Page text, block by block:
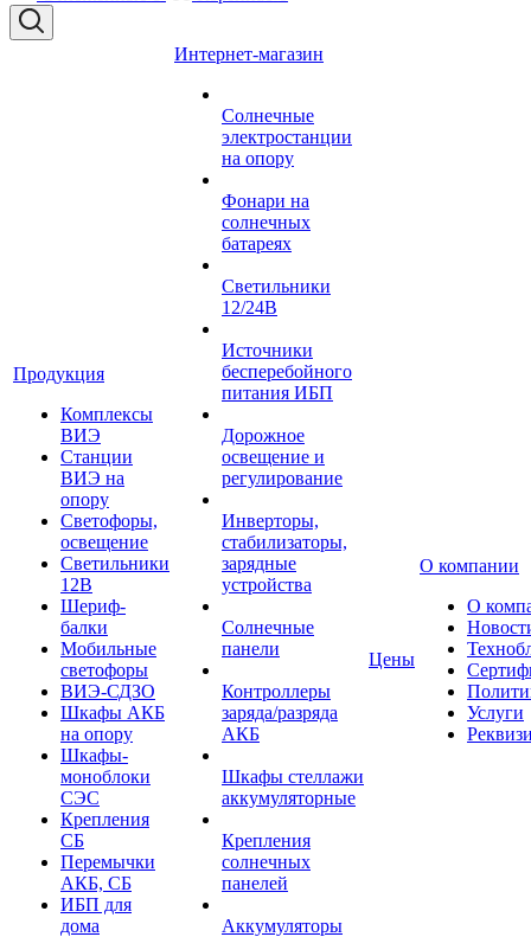
Продукция
Комплексы
ВИЭ
Станции
ВИЭ на
опору
Светофоры,
освещение
Светильники
12В
Шериф-
балки
Мобильные
светофоры
ВИЭ-СДЗО
Шкафы АКБ
на опору
Шкафы-
моноблоки
СЭС
Крепления
СБ
Перемычки
АКБ, СБ
ИБП для
дома
Интернет-магазин
Солнечные
электростанции
на опору
Фонари на
солнечных
батареях
Светильники
12/24В
Источники
бесперебойного
питания ИБП
Дорожное
освещение и
регулирование
Инверторы,
стабилизаторы,
зарядные
устройства
Солнечные
панели
Контроллеры
заряда/разряда
АКБ
Шкафы стеллажи
аккумуляторные
Крепления
солнечных
панелей
Аккумуляторы
Цены
О компании
О
Услуги